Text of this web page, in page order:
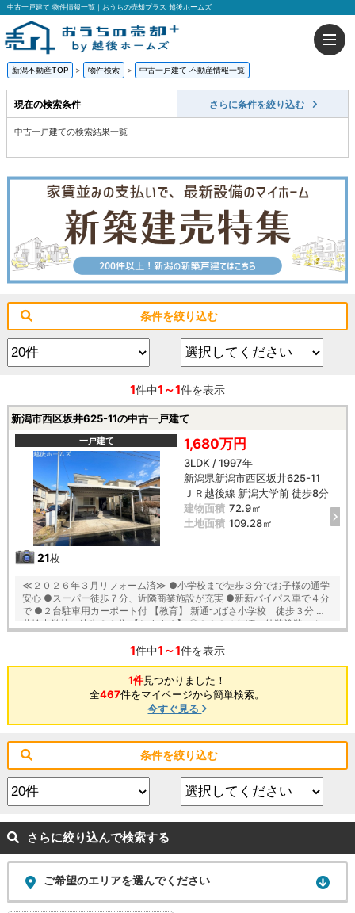
中古一戸建て 物件情報一覧｜おうちの売却プラス 越後ホームズ
新潟不動産TOP > 物件検索 > 中古一戸建て 不動産情報一覧
現在の検索条件 さらに条件を絞り込む
中古一戸建ての検索結果一覧
条件を絞り込む
1件中1～1件を表示
新潟市西区坂井625-11の中古一戸建て
一戸建て
21枚
1,680万円
3LDK / 1997年
新潟県新潟市西区坂井625-11
ＪＲ越後線 新潟大学前 徒歩8分
建物面積 72.9㎡
土地面積 109.28㎡
≪２０２６年３月リフォーム済≫ ●小学校まで徒歩３分でお子様の通学
安心 ●スーパー徒歩７分、近隣商業施設が充実 ●新新バイパス車で４分
で ●２台駐車用カーポート付 【教育】 新通つばさ小学校 徒歩３分 坂
井輪中学校 徒歩３０分 【おすすめ】 〇２０２４年頃に外装塗装・カー
Ｌ字型キッチン 〇お掃除もしやすく安心安全のＩＨクッキングヒーター
1件中1～1件を表示
1件見つかりました！
全467件をマイページから簡単検索。
今すぐ見る
条件を絞り込む
さらに絞り込んで検索する
ご希望のエリアを選んでください